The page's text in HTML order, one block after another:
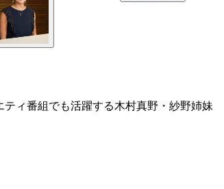
ィ番組でも活躍する木村真野・紗野姉妹